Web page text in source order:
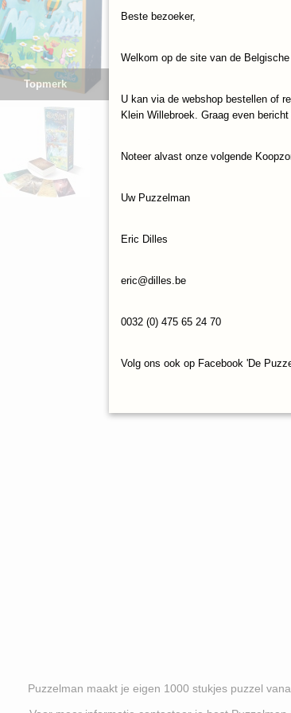
Topmerk
Productcode
EAN code
Reacties
je eigen 1000 stukjes puzzel vanaf
Beste bezoeker,
Welkom op de site van de
U kan via de webshop bestellen of
Klein Willebroek. Graag even
Noteer alvast onze volgende
Uw Puzzelman
Eric Dilles
eric@dilles.be
0032 (0) 475 65 24 70
Volg ons ook op Facebook 'De